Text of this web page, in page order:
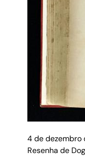
4 de dezembro
Resenha de